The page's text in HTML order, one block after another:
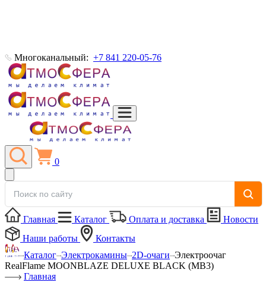
Многоканальный: +7 841 220-05-76
0
Главная Каталог Оплата и доставка
Новости
Наши работы
Контакты
Каталог Электрокамины 2D-очаги Электроочаг
RealFlame MOONBLAZE DELUXE BLACK (MB3)
Главная